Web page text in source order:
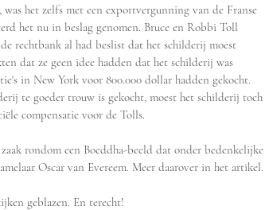
het zelfs met een exportvergunning van de Franse
het nu in beslag genomen. Bruce en Robbi Toll
rechtbank al had beslist dat het schilderij moest
dat ze geen idee hadden dat het schilderij was
in New York voor 800.000 dollar hadden gekocht.
te goeder trouw is gekocht, moest het schilderij toch
compensatie voor de Tolls.
rondom een Boeddha-beeld dat onder bedenkelijke
Oscar van Evereem. Meer daarover in het artikel.
geblazen. En terecht!